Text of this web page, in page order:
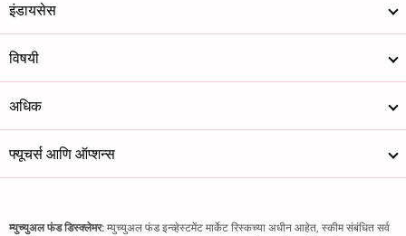
इंडायसेस
विषयी
अधिक
फ्यूचर्स आणि ऑप्शन्स
म्युच्युअल फंड डिस्क्लेमर: म्युच्युअल फंड इन्व्हेस्टमेंट मार्केट रिस्कच्या अधीन आहेत, स्कीम संबंधित सर्व